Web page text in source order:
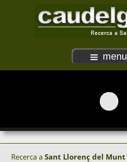
menu
Recerca a Sant Llorenç del Munt